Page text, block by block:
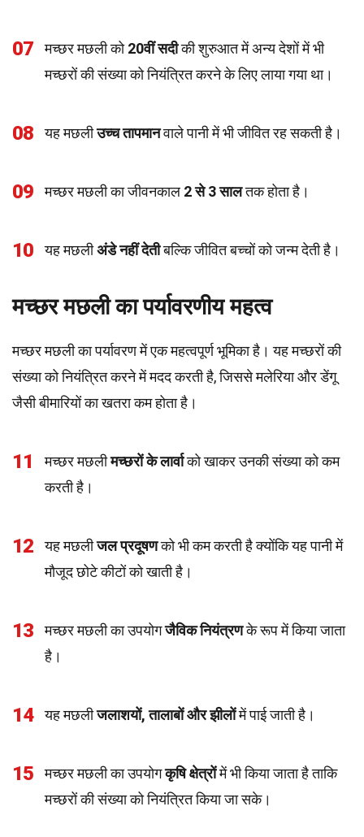
07 मच्छर मछली को20वीं सदीकी शुरुआत में अन्य देशों में भी
मच्छरों की संख्या को नियंत्रित करने के लिए लाया गया था।
08 यह मछलीउच्च तापमानवाले पानी में भी जीवित रह सकती है।
09 मच्छर मछली का जीवनकाल 2 से 3 सालतक होता है।
10 यह मछलीअंडे नहीं देतीबल्कि जीवित बच्चों को जन्म देती है।
मच्छर मछली का पर्यावरणीय महत्व
मच्छर मछली का पर्यावरण में एक महत्वपूर्ण भूमिका है। यह मच्छरों की
संख्या को नियंत्रित करने में मदद करती है, जिससे मलेरिया और डेंगू
जैसी बीमारियों का खतरा कम होता है।
11 मच्छर मछलीमच्छरों के लार्वाको खाकर उनकी संख्या को कम
करती है।
12 यह मछलीजल प्रदूषणको भी कम करती है क्योंकि यह पानी में
मौजूद छोटे कीटों को खाती है।
13 मच्छर मछली का उपयोगजैविक नियंत्रणके रूप में किया जाता
है।
14 यह मछलीजलाशयों, तालाबों और झीलोंमें पाई जाती है।
15 मच्छर मछली का उपयोगकृषि क्षेत्रोंमें भी किया जाता है ताकि
मच्छरों की संख्या को नियंत्रित किया जा सके।